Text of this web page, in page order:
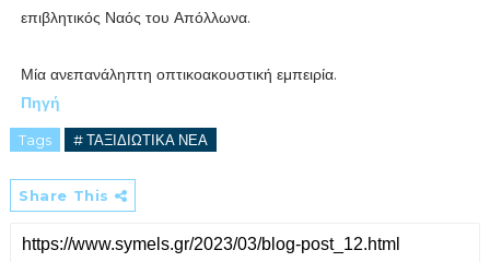
επιβλητικός Ναός του Απόλλωνα.
Μία ανεπανάληπτη οπτικοακουστική εμπειρία.
Πηγή
Tags # ΤΑΞΙΔΙΩΤΙΚΑ ΝΕΑ
Share This